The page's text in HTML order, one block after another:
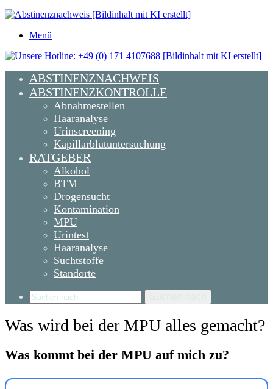
Menü
ABSTINENZNACHWEIS
ABSTINENZKONTROLLE
Abnahmestellen
Haaranalyse
Urinscreening
Kapillarblutuntersuchung
RATGEBER
Alkohol
BTM
Drogensucht
Kontamination
MPU
Urintest
Haaranalyse
Suchtstoffe
Standorte
Was wird bei der MPU alles gemacht?
Was kommt bei der MPU auf mich zu?